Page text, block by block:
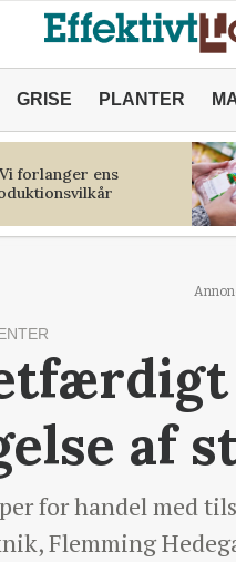
GRISE PLANTER
forlanger ens
af
for handel med
Flemming